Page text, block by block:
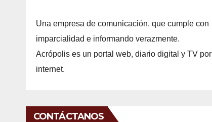
Una empresa de comunicación, que cumple con
imparcialidad e informando verazmente.
Acrópolis es un portal web, diario digital y TV por
internet.
CONTÁCTANOS